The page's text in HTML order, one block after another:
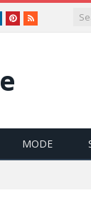
Pinterest
RSS
MODE